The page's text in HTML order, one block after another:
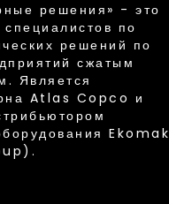
решения» - это
по
решений по
сжатым
Является
Atlas Copco и
Ekomak